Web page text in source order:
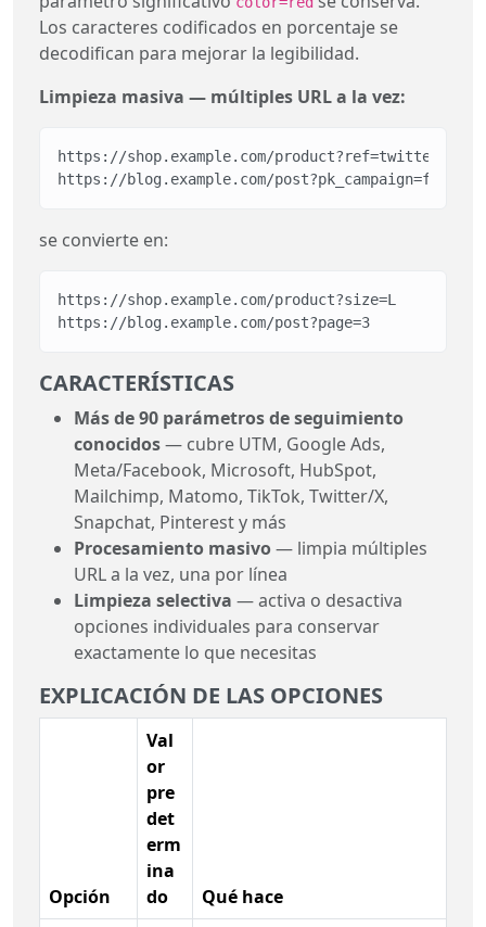
Los caracteres codificados en porcentaje se
decodifican para mejorar la legibilidad.
Limpieza masiva — múltiples URL a la vez:
https://shop.example.com/
https://blog.example.com/
se convierte en:
https://shop.example.com/product?size=L
https://blog.example.com/post?page=3
CARACTERÍSTICAS
Más de 90 parámetros de seguimiento
conocidos— cubre UTM, Google Ads,
Meta/Facebook, Microsoft, HubSpot,
Mailchimp, Matomo, TikTok, Twitter/X,
Snapchat, Pinterest y más
Procesamiento masivo— limpia múltiples
URL a la vez, una por línea
Limpieza selectiva — activa o desactiva
opciones individuales para conservar
exactamente lo que necesitas
EXPLICACIÓN DE LAS OPCIONES
Opción
Val
or
pre
det
erm
ina
do
Qué hace